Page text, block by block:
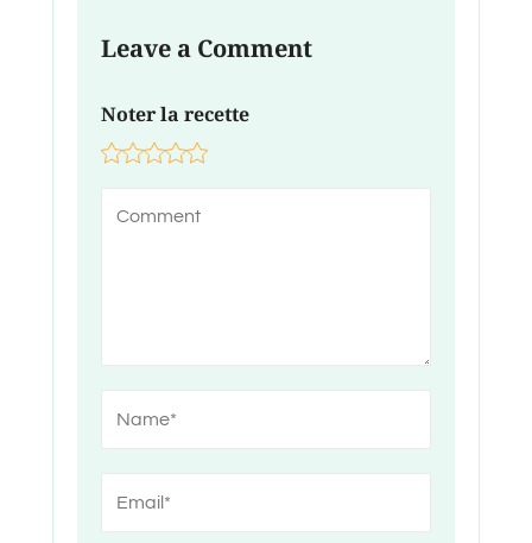
Leave a Comment
Noter la recette